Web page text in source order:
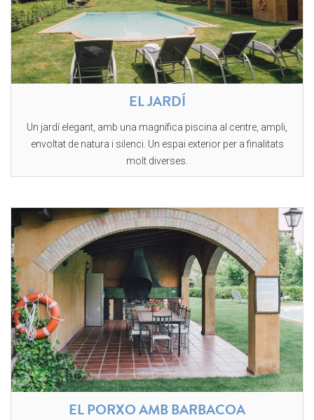
EL JARDÍ
Un jardí elegant, amb una magnífica piscina al centre, ampli,
envoltat de natura i silenci. Un espai exterior per a finalitats
molt diverses.
EL PORXO AMB BARBACOA